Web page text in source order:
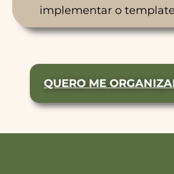
implementar o
QUERO ME